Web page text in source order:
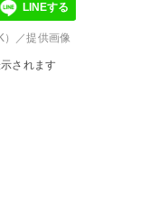
LINEする
）／提供画像
されます